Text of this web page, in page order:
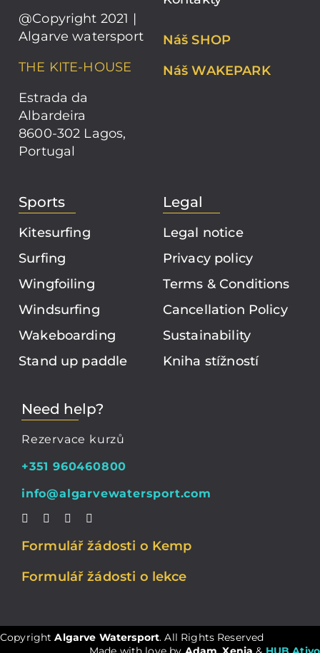
@Copyright 2021 |
Algarve watersport
THE KITE-HOUSE
Estrada da
Albardeira
8600-302 Lagos,
Portugal
Náš SHOP
Náš WAKEPARK
Sports
Kitesurfing
Surfing
Wingfoiling
Windsurfing
Wakeboarding
Stand up paddle
Legal
Legal notice
Privacy policy
Terms & Conditions
Cancellation Policy
Sustainability
Kniha stížností
Need help?
Rezervace kurzů
+351 960460800
info@algarvewatersport.com
Formulář žádosti o Kemp
Formulář žádosti o lekce
CopyrightAlgarve Watersport. All Rights Reserved